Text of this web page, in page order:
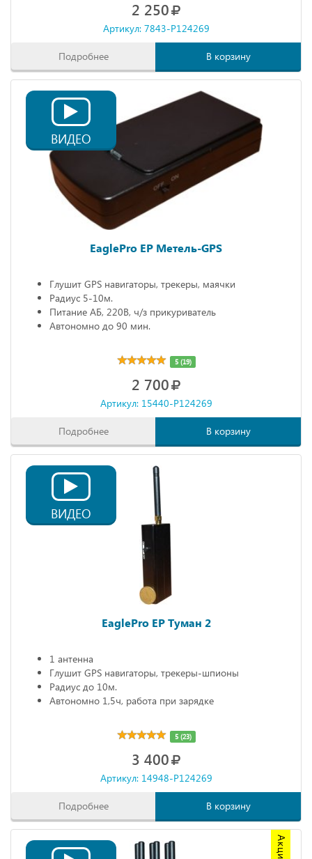
2 250
Артикул: 7843-P124269
Подробнее В корзину
ВИДЕО
EaglePro EP Метель-GPS
Глушит GPS навигаторы, трекеры, маячки
Радиус 5-10м.
Питание АБ, 220В, ч/з прикуриватель
Автономно до 90 мин.
5 (19)
2 700
Артикул: 15440-P124269
Подробнее В корзину
ВИДЕО
EaglePro EP Туман 2
1 антенна
Глушит GPS навигаторы, трекеры-шпионы
Радиус до 10м.
Автономно 1,5ч, работа при зарядке
5 (23)
3 400
Артикул: 14948-P124269
Подробнее В корзину